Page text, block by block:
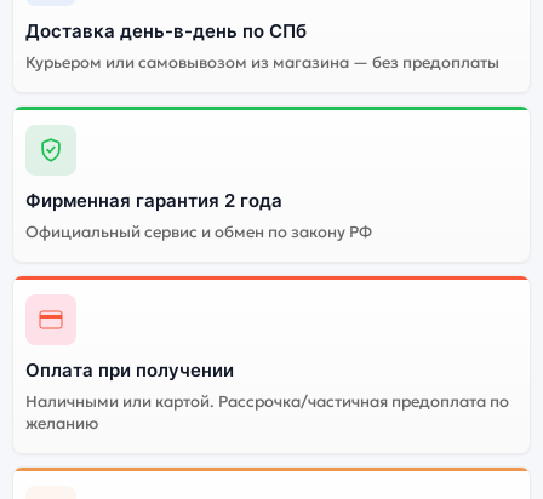
Качественный экран Системная оболочка
цветов и моделей
сборки
(Активированный)
Существует не оригинальная и оригинальная версия
смартфона Apple iPhone 15 (Активированный) 128Gb
Blue (Синий). Мы рекомендуем выбирать
оригинальной версию — она полностью
адаптирована и поддерживает все сервисы. Не
оригинальная версия может стоить дешевле, но
Доставка день-в-день по СПб
Курьером или самовывозом из магазина — без предоплаты
Фирменная гарантия 2 года
Официальный сервис и обмен по закону РФ
Оплата при получении
Наличными или картой. Рассрочка/частичная предоплата по
желанию